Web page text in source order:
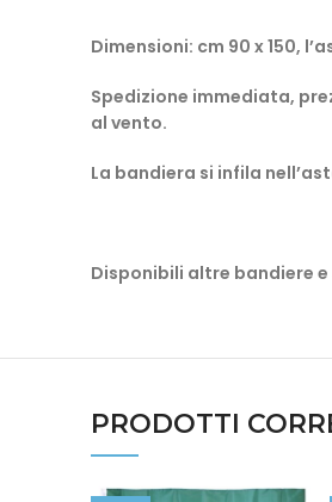
Dimensioni: cm 90 x 150,
Spedizione immediata,
al vento.
La bandiera si infila
Disponibili altre bandiere
PRODOTTI